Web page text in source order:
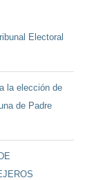
Electoral
la elección de
de Padre